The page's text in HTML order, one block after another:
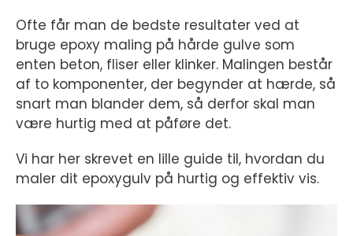
Ofte får man de bedste resultater ved at
bruge epoxy maling på hårde gulve som
enten beton, fliser eller klinker. Malingen består
af to komponenter, der begynder at hærde, så
snart man blander dem, så derfor skal man
være hurtig med at påføre det.
Vi har her skrevet en lille guide til, hvordan du
maler dit epoxygulv på hurtig og effektiv vis.